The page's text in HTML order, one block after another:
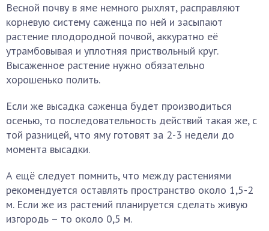
Весной почву в яме немного рыхлят, расправляют
корневую систему саженца по ней и засыпают
растение плодородной почвой, аккуратно её
утрамбовывая и уплотняя приствольный круг.
Высаженное растение нужно обязательно
хорошенько полить.
Если же высадка саженца будет производиться
осенью, то последовательность действий такая же, с
той разницей, что яму готовят за 2-3 недели до
момента высадки.
А ещё следует помнить, что между растениями
рекомендуется оставлять пространство около 1,5-2
м. Если же из растений планируется сделать живую
изгородь – то около 0,5 м.